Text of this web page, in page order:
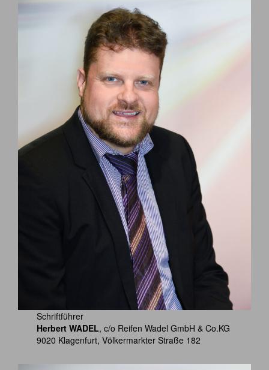
Schriftführer
Herbert WADEL, c/o Reifen Wadel GmbH & Co.KG
9020 Klagenfurt, Völkermarkter Straße 182